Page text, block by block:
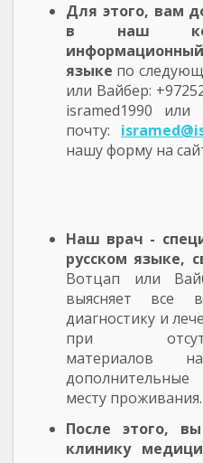
Для этого, вам
в наш
языке по
или Вайбер:
isramed1990
почту:
нашу форму на
Наш врач -
русском языке,
Вотцап или
выясняет все
диагностику и
при
материалов
месту проживания.
После этого,
клинику